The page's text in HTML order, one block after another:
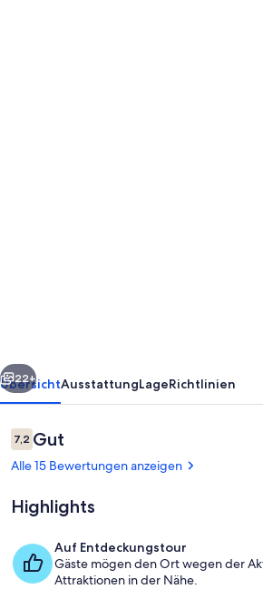
Weiter
22+
ÜbersichtAusstattungLageRichtlinien
Bewertungen
7,27,2 von 10.
Gut
Alle 15 Bewertungen anzeigen
Highlights
Auf Entdeckungstour
Gäste mögen den Ort wegen der
Attraktionen in der Nähe.